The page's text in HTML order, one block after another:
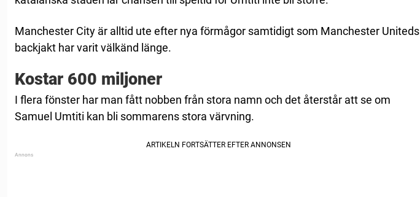
Manchester City är alltid ute efter nya förmågor samtidigt som Manchester Uniteds
backjakt har varit välkänd länge.
Kostar 600 miljoner
I flera fönster har man fått nobben från stora namn och det återstår att se om
Samuel Umtiti kan bli sommarens stora värvning.